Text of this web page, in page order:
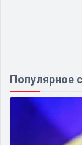
Популярное